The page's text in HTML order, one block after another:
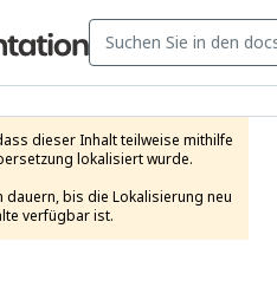
dieser Inhalt teilweise mithilfe
lokalisiert wurde.
dauern, bis die Lokalisierung neu
verfügbar ist.